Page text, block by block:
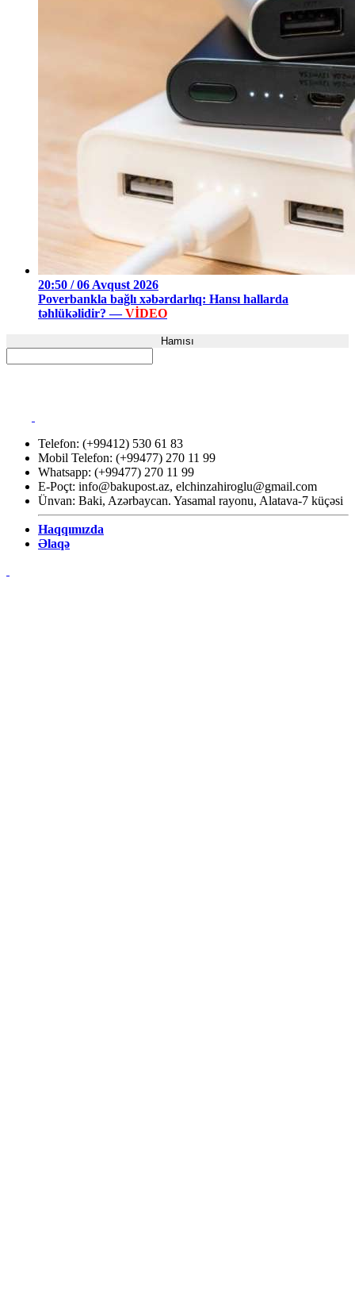
20:50 / 06 Avqust 2026
Poverbankla bağlı xəbərdarlıq: Hansı hallarda
təhlükəlidir? —VİDEO
Hamısı
Telefon: (+99412) 530 61 83
Mobil Telefon: (+99477) 270 11 99
Whatsapp: (+99477) 270 11 99
E-Poçt: info@bakupost.az, elchinzahiroglu@gmail.com
Ünvan: Baki, Azərbaycan. Yasamal rayonu, Alatava-7 küçəsi
Haqqımızda
Əlaqə